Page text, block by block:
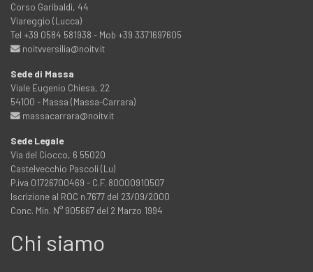
Corso Garibaldi, 44
Viareggio (Lucca)
Tel +39 0584 581938 - Mob +39 3371697605
noitvversilia@noitv.it
Sede di Massa
Viale Eugenio Chiesa, 22
54100 - Massa (Massa-Carrara)
massacarrara@noitv.it
Sede Legale
Via del Ciocco, 6 55020
Castelvecchio Pascoli (Lu)
P.iva 01726700469 - C.F. 80000910507
Iscrizione al ROC n.7677 del 23/09/2000
Conc. Min. N° 905667 del 2 Marzo 1994
Chi siamo